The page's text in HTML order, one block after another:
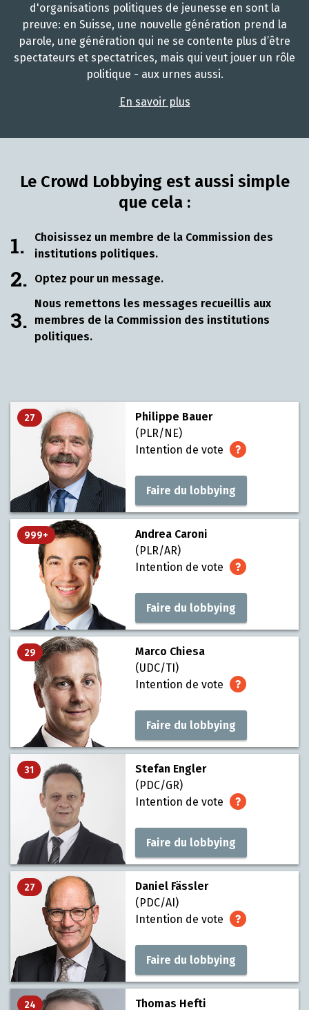
d'organisations politiques de jeunesse en sont la
preuve: en Suisse, une nouvelle génération prend la
parole, une génération qui ne se contente plus d’être
spectateurs et spectatrices, mais qui veut jouer un rôle
politique - aux urnes aussi.
En savoir plus
Le Crowd Lobbying est aussi simple
que cela :
1.
Choisissez un membre de la Commission des
institutions politiques.
2. Optez pour un message.
3.
Nous remettons les messages recueillis aux
membres de la Commission des institutions
politiques.
27
Philippe Bauer
(PLR/NE)
Intention de vote
Faire du lobbying
999+
Andrea Caroni
(PLR/AR)
Intention de vote
Faire du lobbying
29
Marco Chiesa
(UDC/TI)
Intention de vote
Faire du lobbying
31
Stefan Engler
(PDC/GR)
Intention de vote
Faire du lobbying
27
Daniel Fässler
(PDC/AI)
Intention de vote
Faire du lobbying
24 Thomas Hefti